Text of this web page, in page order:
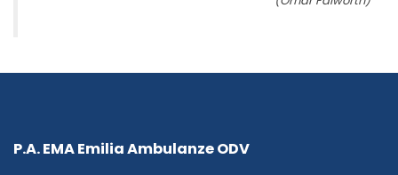
P.A. EMA Emilia Ambulanze ODV